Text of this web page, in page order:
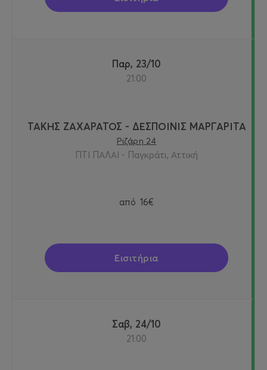
Παρ, 23/10
21:00
ΤΑΚΗΣ ΖΑΧΑΡΑΤΟΣ - ΔΕΣΠΟΙΝΙΣ ΜΑΡΓΑΡΙΤΑ
Ριζάρη 24
ΠΤΙ ΠΑΛΑΙ - Παγκράτι, Αττική
από 16€
Εισιτήρια
Σαβ, 24/10
21:00